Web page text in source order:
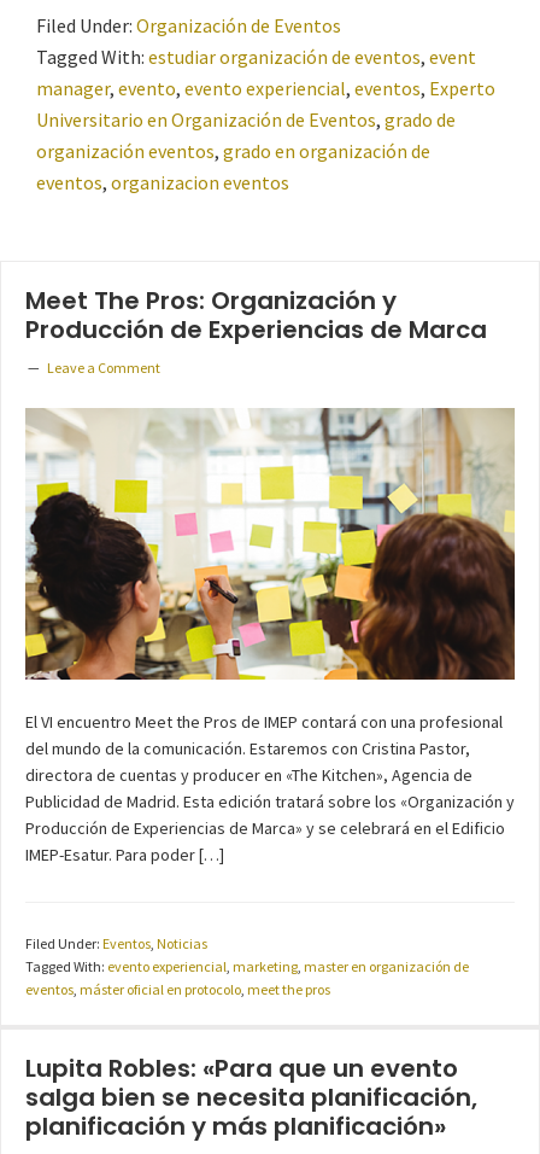
Filed Under: Organización de Eventos
Tagged With: estudiar organización de eventos, event
manager, evento, evento experiencial, eventos, Experto
Universitario en Organización de Eventos, grado de
organización eventos, grado en organización de
eventos, organizacion eventos
Meet The Pros: Organización y
Producción de Experiencias de Marca
Leave a Comment
El VI encuentro Meet the Pros de IMEP contará con una profesional
del mundo de la comunicación. Estaremos con Cristina Pastor,
directora de cuentas y producer en «The Kitchen», Agencia de
Publicidad de Madrid. Esta edición tratará sobre los «Organización y
Producción de Experiencias de Marca» y se celebrará en el Edificio
IMEP-Esatur. Para poder […]
Filed Under: Eventos, Noticias
Tagged With: evento experiencial, marketing, master en organización de
eventos, máster oficial en protocolo, meet the pros
Lupita Robles: «Para que un evento
salga bien se necesita planificación,
planificación y más planificación»